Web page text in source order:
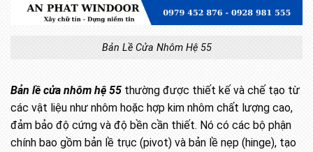
Bản Lề Cửa Nhôm Hệ 55
Bản lề cửa nhôm hệ 55 thường được thiết kế và chế tạo từ
các vật liệu như nhôm hoặc hợp kim nhôm chất lượng cao,
đảm bảo độ cứng và độ bền cần thiết. Nó có các bộ phận
chính bao gồm bản lề trục (pivot) và bản lề nẹp (hinge), tạo